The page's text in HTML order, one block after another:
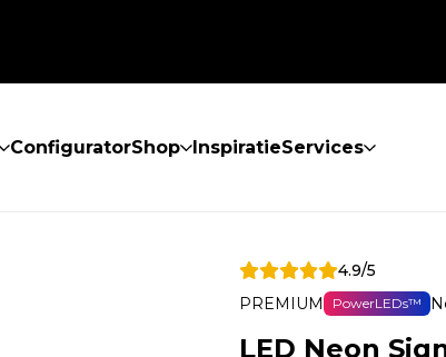
ConfiguratorShop InspiratieServices
4.9/5
PREMIUM
PowerLEDs™
LED Neon